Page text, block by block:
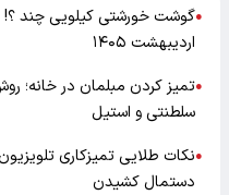
●
اردیبهشت ۱۴۰۵
●تمیز کردن مبلمان در خانه؛
سلطنتی و استیل
●نکات طلایی تمیزکاری
دستمال کشیدن